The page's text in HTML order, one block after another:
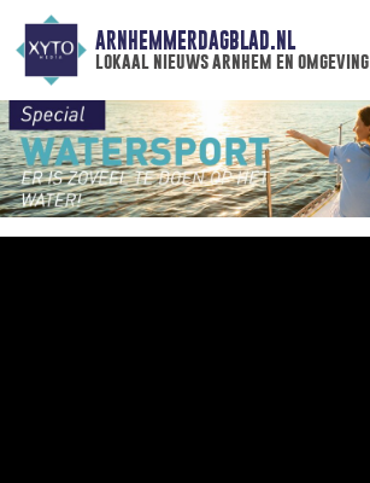
ARNHEMMERDAGBLAD.NL
lokaal nieuws arnhem en omgeving